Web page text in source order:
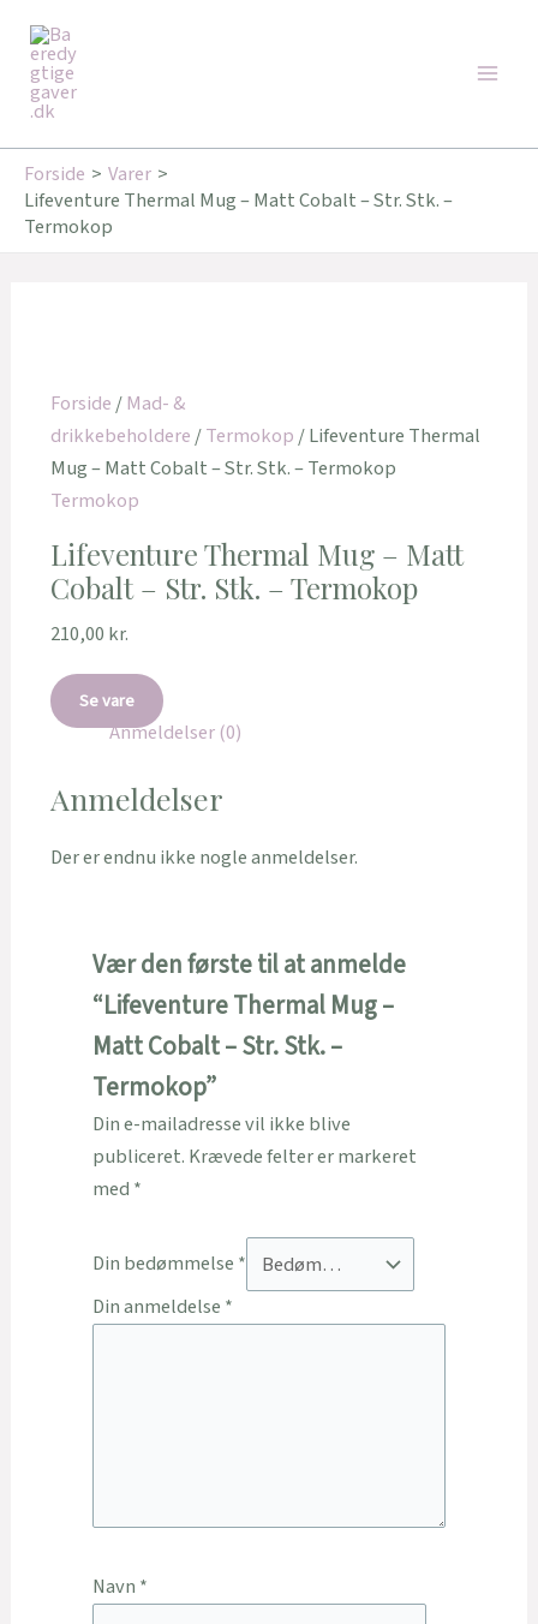
indholdet
Forside
Varer
Lifeventure Thermal Mug – Matt Cobalt – Str. Stk. –
Termokop
Forside/Mad- &
drikkebeholdere/Termokop/ Lifeventure Thermal
Mug – Matt Cobalt – Str. Stk. – Termokop
Termokop
Lifeventure Thermal Mug – Matt
Cobalt – Str. Stk. – Termokop
210,00 kr.
Se vare
Anmeldelser (0)
Anmeldelser
Der er endnu ikke nogle anmeldelser.
Vær den første til at anmelde
“Lifeventure Thermal Mug –
Matt Cobalt – Str. Stk. –
Termokop”
Din e-mailadresse vil ikke blive
publiceret. Krævede felter er markeret
med *
Din bedømmelse *
Din anmeldelse *
Navn *
Tilbud!
Tilbud!
349,95 kr..279,96 kr..